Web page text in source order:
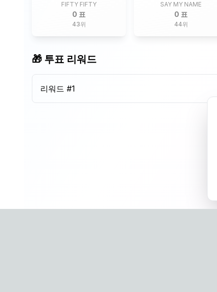
FIFTY FIFTY
0 표
43위
SAY MY NAME
0 표
44위
🎁 투표 리워드
리워드 #1